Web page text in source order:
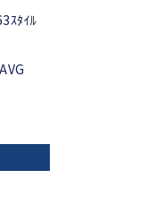
ｽﾀｲﾙ